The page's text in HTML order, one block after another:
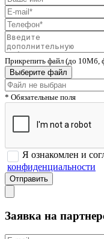
Прикрепить файл (до 10Мб,
Выберите файл
* Обязательные поля
Я ознакомлен и
конфиденциальности
Заявка на